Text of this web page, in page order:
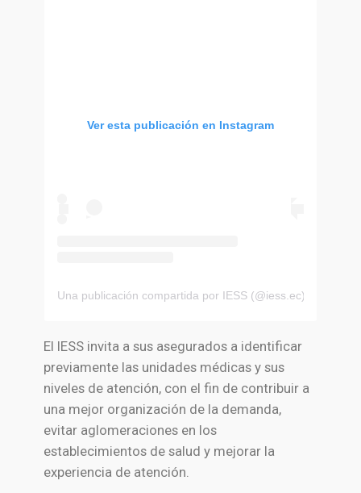
Ver esta publicación en Instagram
Una publicación compartida por IESS (@iess.ec)
El IESS invita a sus asegurados a identificar
previamente las unidades médicas y sus
niveles de atención, con el fin de contribuir a
una mejor organización de la demanda,
evitar aglomeraciones en los
establecimientos de salud y mejorar la
experiencia de atención.